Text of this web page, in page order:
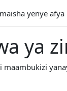
yenye
ya
maambukizi